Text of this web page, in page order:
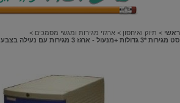
ראשי > תיוק ואיחסון > ארגזי מגירות ומגשי מסמכים >
סט מגירות *3 גדולות +מנעול - ארגז 3 מגירות עם נעילה בצבע כחול